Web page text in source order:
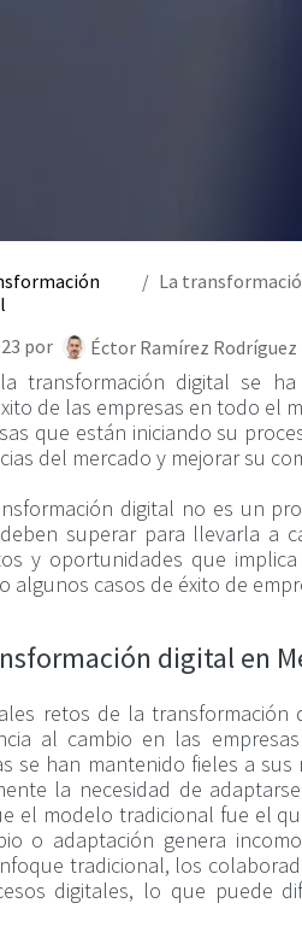
La transformación
por Éctor Ramírez Rodríguez
transformación digital se
de las empresas en todo el
que están iniciando su
del mercado y mejorar su
digital no es un
superar para llevarla a
y oportunidades que
algunos casos de éxito de
digital en
retos de la
al cambio en las
se han mantenido fieles a
la necesidad de
el modelo tradicional fue el
o adaptación genera
tradicional, los
digitales, lo que puede